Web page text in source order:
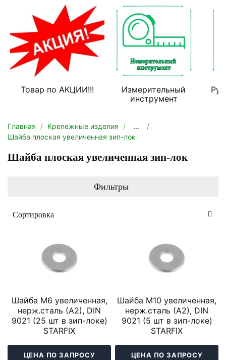
Товар по АКЦИИ!!!
Измерительный
инструмент
Главная Крепежные изделия
...
Шайба плоская увеличенная зип-лок
Шайба плоская увеличенная зип-лок
Фильтры
Шайба М6 увеличенная,
нерж.сталь (А2), DIN
9021 (25 шт в зип-локе)
STARFIX
ЦЕНА ПО ЗАПРОСУ
Шайба М10 увеличенная,
нерж.сталь (А2), DIN
9021 (5 шт в зип-локе)
STARFIX
ЦЕНА ПО ЗАПРОСУ